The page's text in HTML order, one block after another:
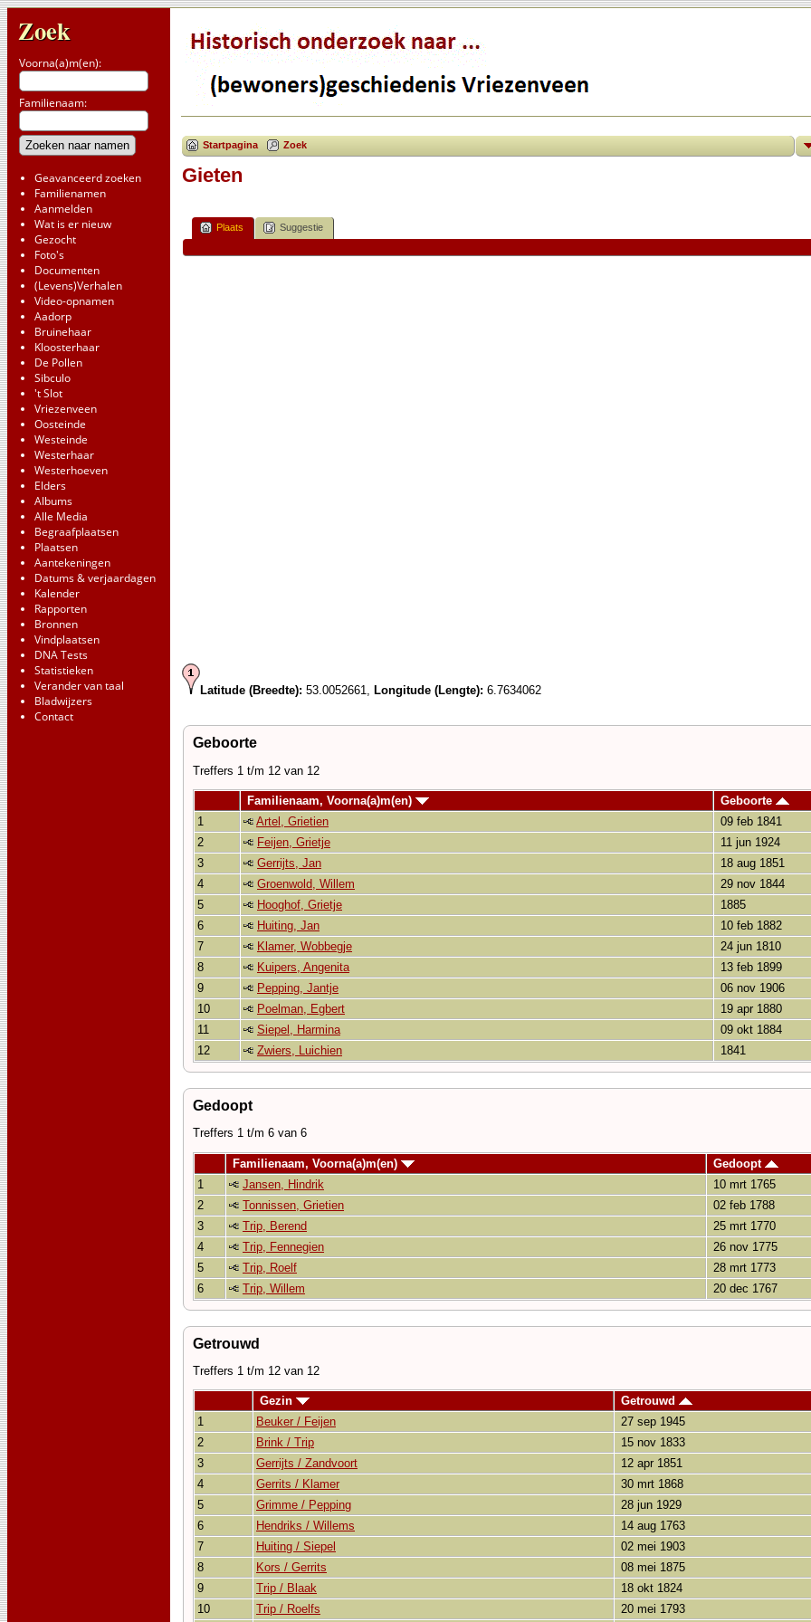
Zoek
Voorna(a)m(en):
Familienaam:
Geavanceerd zoeken
Familienamen
Aanmelden
Wat is er nieuw
Gezocht
Foto's
Documenten
(Levens)Verhalen
Video-opnamen
Aadorp
Bruinehaar
Kloosterhaar
De Pollen
Sibculo
't Slot
Vriezenveen
Oosteinde
Westeinde
Westerhaar
Westerhoeven
Elders
Albums
Alle Media
Begraafplaatsen
Plaatsen
Aantekeningen
Datums & verjaardagen
Kalender
Rapporten
Bronnen
Vindplaatsen
DNA Tests
Statistieken
Verander van taal
Bladwijzers
Contact
Startpagina Zoek
Gieten
Plaats Suggestie
Latitude (Breedte): 53.0052661, Longitude (Lengte): 6.7634062
Geboorte
Treffers 1 t/m 12 van 12
Familienaam, Voorna(a)m(en) Geboorte
1
Artel, Grietien 09 feb 1841
2
Feijen, Grietje 11 jun 1924
3
Gerrijts, Jan 18 aug 1851
4
Groenwold, Willem 29 nov 1844
5
Hooghof, Grietje 1885
6
Huiting, Jan 10 feb 1882
7
Klamer, Wobbegje 24 jun 1810
8
Kuipers, Angenita 13 feb 1899
9
Pepping, Jantje 06 nov 1906
10
Poelman, Egbert 19 apr 1880
11
Siepel, Harmina 09 okt 1884
12
Zwiers, Luichien 1841
Gedoopt
Treffers 1 t/m 6 van 6
Familienaam, Voorna(a)m(en) Gedoopt
1
Jansen, Hindrik 10 mrt 1765
2
Tonnissen, Grietien 02 feb 1788
3
Trip, Berend 25 mrt 1770
4
Trip, Fennegien 26 nov 1775
5
Trip, Roelf 28 mrt 1773
6
Trip, Willem 20 dec 1767
Getrouwd
Treffers 1 t/m 12 van 12
Gezin Getrouwd
1
Beuker / Feijen 27 sep 1945
2
Brink / Trip 15 nov 1833
3
Gerrijts / Zandvoort 12 apr 1851
4
Gerrits / Klamer 30 mrt 1868
5
Grimme / Pepping 28 jun 1929
6
Hendriks / Willems 14 aug 1763
7
Huiting / Siepel 02 mei 1903
8
Kors / Gerrits 08 mei 1875
9
Trip / Blaak 18 okt 1824
10
Trip / Roelfs 20 mei 1793